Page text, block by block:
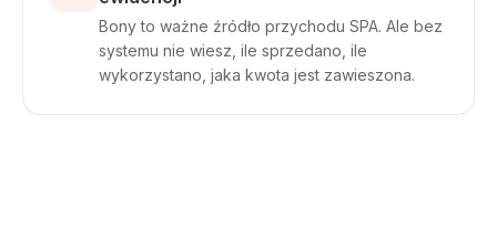
Bony to ważne źródło przychodu SPA. Ale bez
systemu nie wiesz, ile sprzedano, ile
wykorzystano, jaka kwota jest zawieszona.